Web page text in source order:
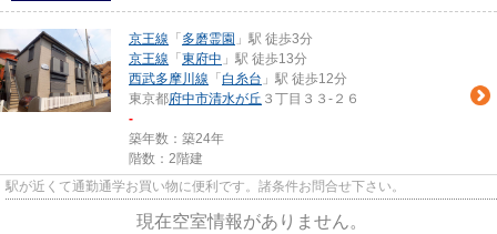
京王線 「 多磨霊園 」駅 徒歩3分
京王線 「 東府中 」駅 徒歩13分
西武多摩川線 「 白糸台 」駅 徒歩12分
東京都府中市清水が丘 ３丁目３３-２６
-
築年数：築24年
階数：2階建
駅が近くて通勤通学お買い物に便利です。諸条件お問合せ下さい。
現在空室情報がありません。